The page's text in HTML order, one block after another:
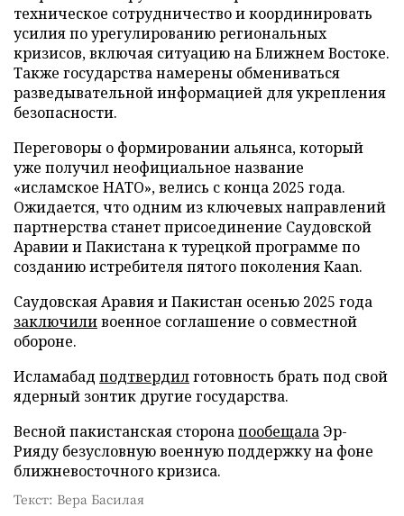
техническое сотрудничество и координировать
усилия по урегулированию региональных
кризисов, включая ситуацию на Ближнем Востоке.
Также государства намерены обмениваться
разведывательной информацией для укрепления
безопасности.
Переговоры о формировании альянса, который
уже получил неофициальное название
«исламское НАТО», велись с конца 2025 года.
Ожидается, что одним из ключевых направлений
партнерства станет присоединение Саудовской
Аравии и Пакистана к турецкой программе по
созданию истребителя пятого поколения Kaan.
Саудовская Аравия и Пакистан осенью 2025 года
заключиливоенное соглашение о совместной
обороне.
Исламабад подтвердилготовность брать под свой
ядерный зонтик другие государства.
Весной пакистанская сторонапообещала Эр-
Рияду безусловную военную поддержку на фоне
ближневосточного кризиса.
Текст: Вера Басилая